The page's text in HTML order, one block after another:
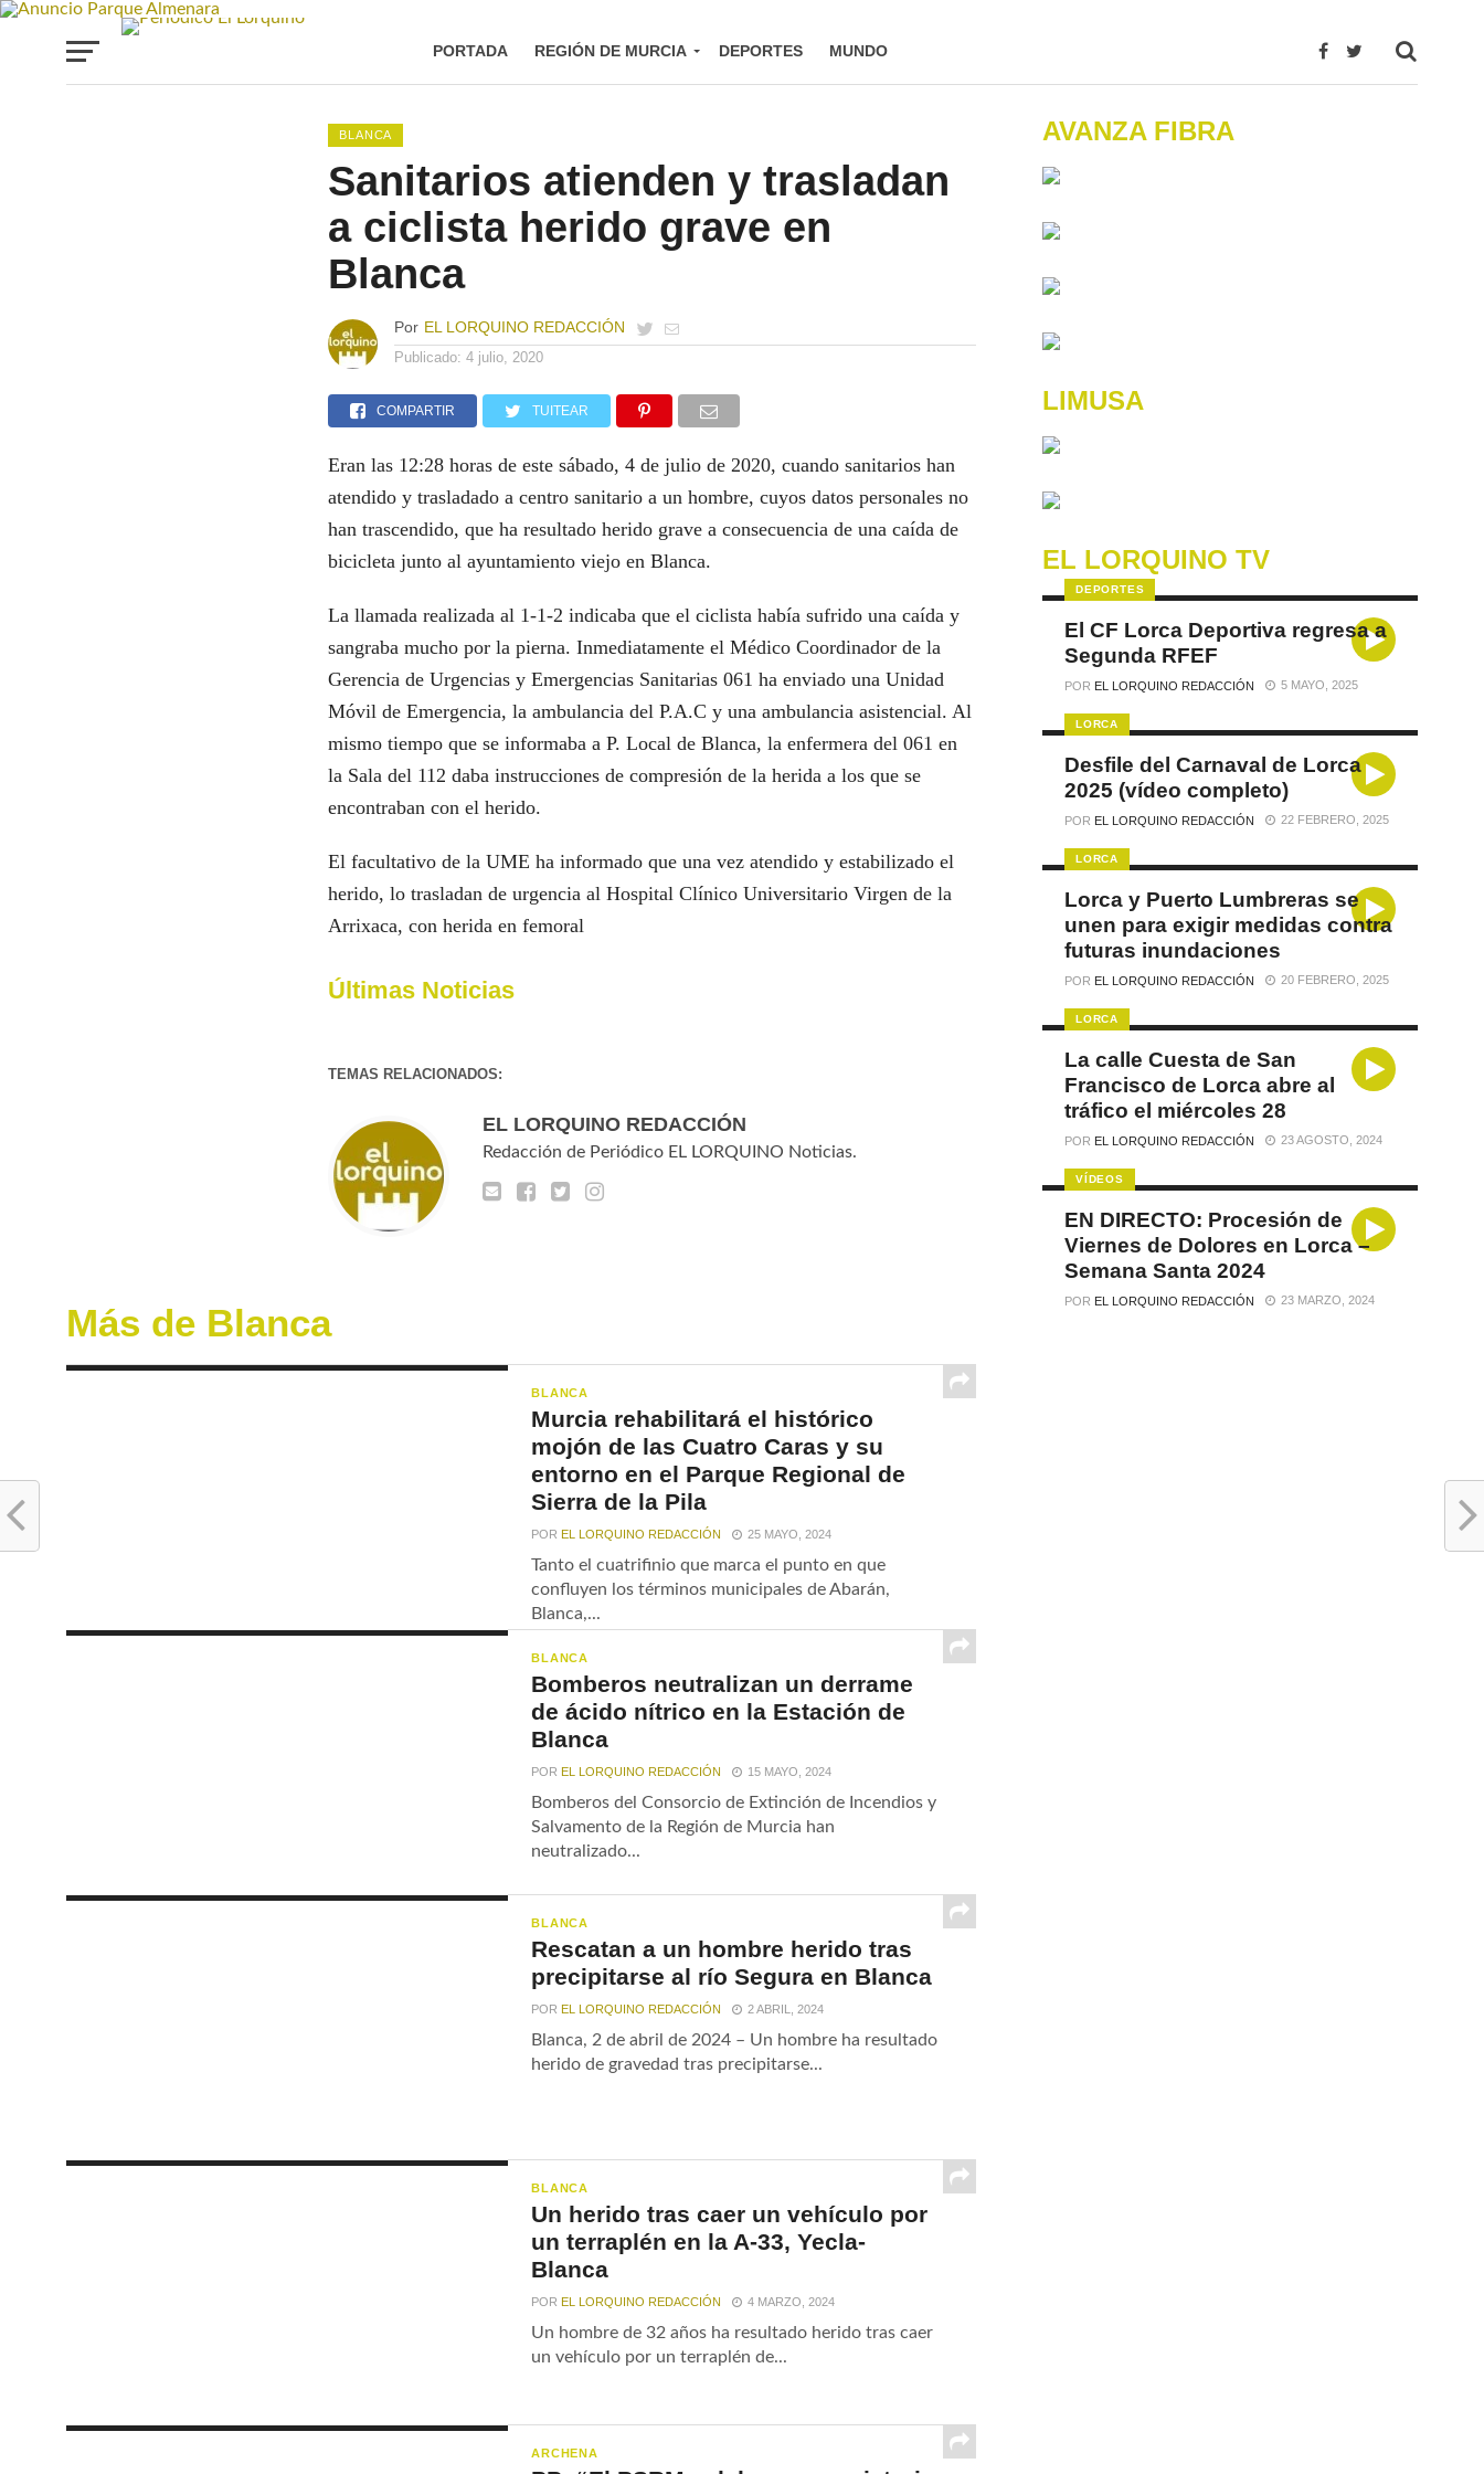
PORTADA REGIÓN DE MURCIA DEPORTES MUNDO
BLANCA
Sanitarios atienden y trasladan
a ciclista herido grave en
Blanca
Por EL LORQUINO REDACCIÓN
Publicado: 4 julio, 2020
COMPARTIR TUITEAR
Eran las 12:28 horas de este sábado, 4 de julio de 2020, cuando sanitarios han
atendido y trasladado a centro sanitario a un hombre, cuyos datos personales no
han trascendido, que ha resultado herido grave a consecuencia de una caída de
bicicleta junto al ayuntamiento viejo en Blanca.
La llamada realizada al 1-1-2 indicaba que el ciclista había sufrido una caída y
sangraba mucho por la pierna. Inmediatamente el Médico Coordinador de la
Gerencia de Urgencias y Emergencias Sanitarias 061 ha enviado una Unidad
Móvil de Emergencia, la ambulancia del P.A.C y una ambulancia asistencial. Al
mismo tiempo que se informaba a P. Local de Blanca, la enfermera del 061 en
la Sala del 112 daba instrucciones de compresión de la herida a los que se
encontraban con el herido.
El facultativo de la UME ha informado que una vez atendido y estabilizado el
herido, lo trasladan de urgencia al Hospital Clínico Universitario Virgen de la
Arrixaca, con herida en femoral
Últimas Noticias
TEMAS RELACIONADOS:
EL LORQUINO REDACCIÓN
Redacción de Periódico EL LORQUINO Noticias.
Más de Blanca
BLANCA
Murcia rehabilitará el histórico
mojón de las Cuatro Caras y su
entorno en el Parque Regional de
Sierra de la Pila
POREL LORQUINO REDACCIÓN 25 MAYO, 2024
Tanto el cuatrifinio que marca el punto en que
confluyen los términos municipales de Abarán,
Blanca,...
BLANCA
Bomberos neutralizan un derrame
de ácido nítrico en la Estación de
Blanca
POREL LORQUINO REDACCIÓN 15 MAYO, 2024
Bomberos del Consorcio de Extinción de Incendios y
Salvamento de la Región de Murcia han
neutralizado...
BLANCA
Rescatan a un hombre herido tras
precipitarse al río Segura en Blanca
POREL LORQUINO REDACCIÓN 2 ABRIL, 2024
Blanca, 2 de abril de 2024 – Un hombre ha resultado
herido de gravedad tras precipitarse...
BLANCA
Un herido tras caer un vehículo por
un terraplén en la A-33, Yecla-
Blanca
POREL LORQUINO REDACCIÓN 4 MARZO, 2024
Un hombre de 32 años ha resultado herido tras caer
un vehículo por un terraplén de...
ARCHENA
AVANZA FIBRA
LIMUSA
EL LORQUINO TV
DEPORTES
El CF Lorca Deportiva regresa a
Segunda RFEF
POR EL LORQUINO REDACCIÓN 5 MAYO, 2025
LORCA
Desfile del Carnaval de Lorca
2025 (vídeo completo)
POR EL LORQUINO REDACCIÓN 22 FEBRERO, 2025
LORCA
Lorca y Puerto Lumbreras se
unen para exigir medidas contra
futuras inundaciones
POR EL LORQUINO REDACCIÓN 20 FEBRERO, 2025
LORCA
La calle Cuesta de San
Francisco de Lorca abre al
tráfico el miércoles 28
POR EL LORQUINO REDACCIÓN 23 AGOSTO, 2024
VÍDEOS
EN DIRECTO: Procesión de
Viernes de Dolores en Lorca –
Semana Santa 2024
POR EL LORQUINO REDACCIÓN 23 MARZO, 2024